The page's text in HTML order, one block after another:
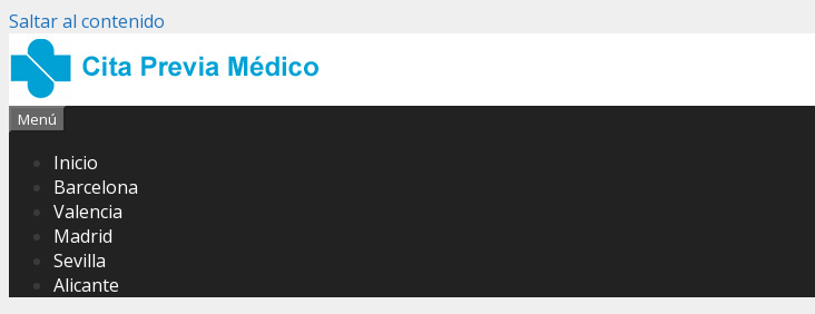
Saltar al contenido
Menú
Inicio
Barcelona
Valencia
Madrid
Sevilla
Alicante